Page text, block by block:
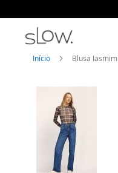
Início Blusa Iasmim
para
imagens